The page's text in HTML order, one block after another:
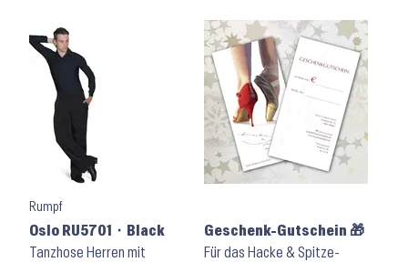
Rumpf
Oslo RU5701 ⬝ Black
Tanzhose Herren mit
Geschenk-Gutschein 🎁
Für das Hacke & Spitze-